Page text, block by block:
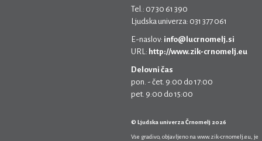
Tel.: 07 30 61 390
Ljudska univerza: 031 377 061
E-naslov: info@lucrnomelj.si
URL: http://www.zik-crnomelj.eu
Delovni čas
pon. - čet. 9:00 do 17:00
pet. 9:00 do 15:00
© Ljudska univerza Črnomelj 2026
Vse gradivo, objavljeno na www.zik-crnomelj.eu , je